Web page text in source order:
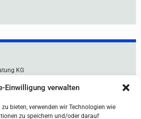
Einwilligung verwalten
bieten, verwenden wir Technologien wie
zu speichern und/oder darauf
KG